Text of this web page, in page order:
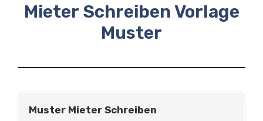
Mieter Schreiben Vorlage
Muster
Muster Mieter Schreiben